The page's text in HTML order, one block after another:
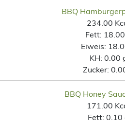
BBQ
234.00
Fett:
Eiweis:
KH: 0.00
Zucker:
BBQ Honey
171.00
Fett: 0.10